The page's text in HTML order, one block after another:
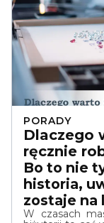
PORADY
Dlaczego
ręcznie
Bo to nie
historia,
zostaje na
W czasach